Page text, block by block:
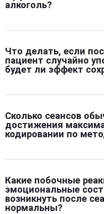
алкоголь?
Устойчивый эффект
течение нескольких
установки начинают
Что делать, если
пациент случайно
будет ли эффект
Если после кодирования
отменяет действия
влияние. В таких случаях
внутреннего барьера.
Сколько сеансов
достижения
кодировании по
Во многих случаях
зависимости или
результата врач может
дополнительную работу.
Какие побочные
эмоциональные
возникнуть после
нормальны?